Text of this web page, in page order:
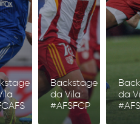
Backstage
da Vila
#AFSFCP
da